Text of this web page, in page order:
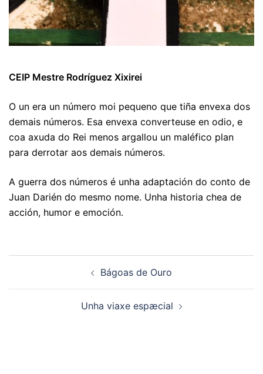
CEIP Mestre Rodríguez Xixirei
O un era un número moi pequeno que tiña envexa dos
demais números. Esa envexa converteuse en odio, e
coa axuda do Rei menos argallou un maléfico plan
para derrotar aos demais números.
A guerra dos números é unha adaptación do conto de
Juan Darién do mesmo nome. Unha historia chea de
acción, humor e emoción.
Bágoas de Ouro
Unha viaxe espæcial